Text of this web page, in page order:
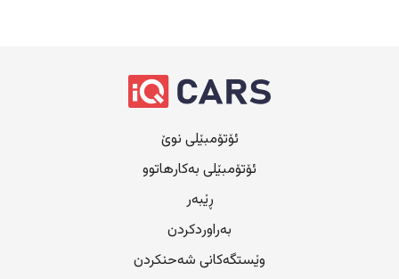
ئۆتۆمبێلی نوێ
ئۆتۆمبێلی بەکارهاتوو
ڕێبەر
بەراوردکردن
وێستگەکانی شەحنکردن